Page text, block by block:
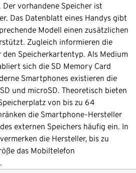
vorhandene Speicher ist
Das Datenblatt eines Handys gibt
Modell einen zusätzlichen
Zugleich informieren die
Speicherkartentyp. Als Medium
sich die SD Memory Card
Smartphones existieren die
und microSD. Theoretisch bieten
von bis zu 64
die Smartphone-Hersteller
externen Speichers häufig ein. In
die Hersteller, bis zu
das Mobiltelefon